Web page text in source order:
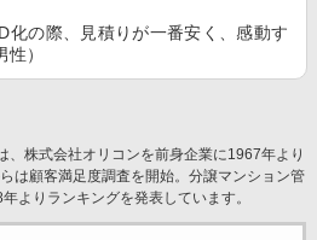
化の際、見積りが一番安く、感動す
）
、株式会社オリコンを前身企業に1967年より
は顧客満足度調査を開始。分譲マンション管
よりランキングを発表しています。